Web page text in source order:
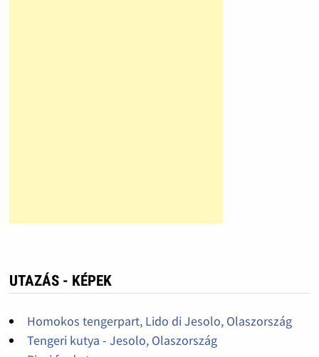
UTAZÁS - KÉPEK
Homokos tengerpart, Lido di Jesolo, Olaszország
Tengeri kutya - Jesolo, Olaszország